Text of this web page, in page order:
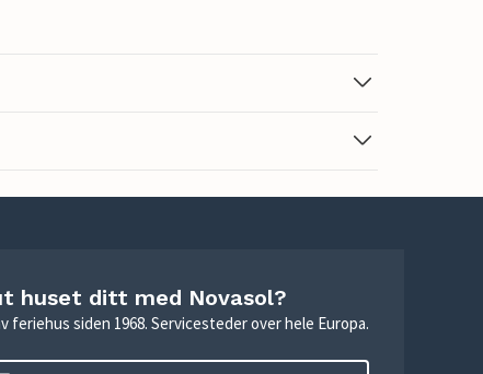
huset ditt med Novasol?
feriehus siden 1968. Servicesteder over hele Europa.